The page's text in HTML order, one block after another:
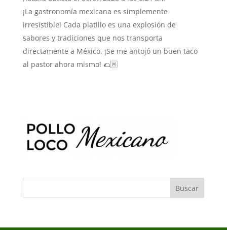
¡La gastronomía mexicana es simplemente
irresistible! Cada platillo es una explosión de
sabores y tradiciones que nos transporta
directamente a México. ¡Se me antojó un buen taco
al pastor ahora mismo! 🌮🇲